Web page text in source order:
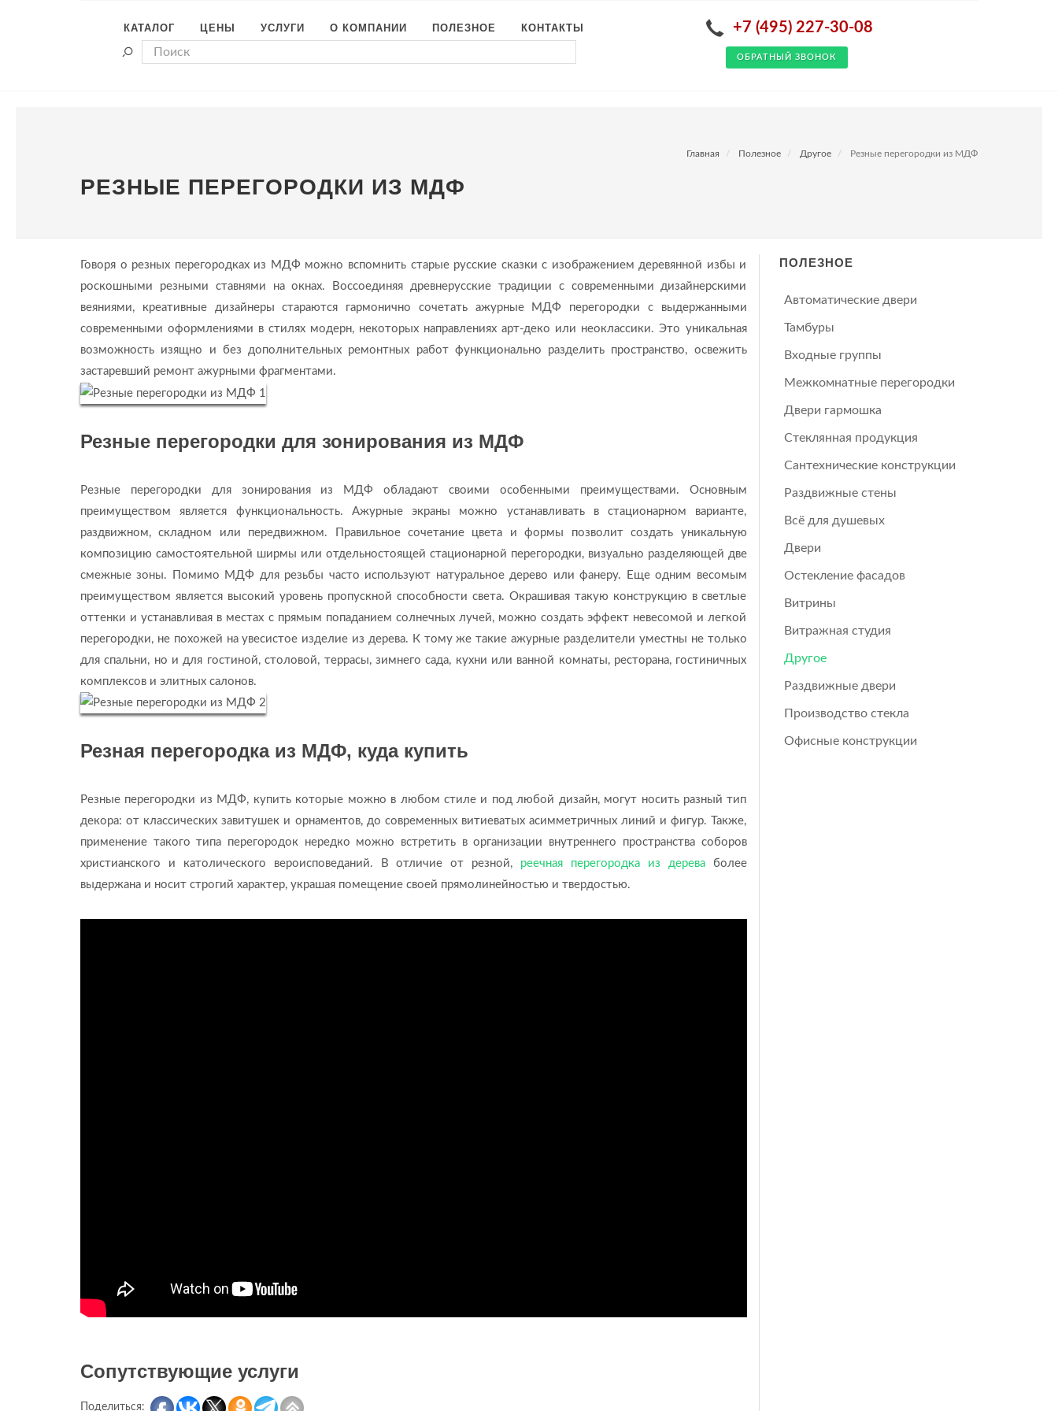
КАТАЛОГ ЦЕНЫ УСЛУГИ О КОМПАНИИ ПОЛЕЗНОЕ КОНТАКТЫ +7 (495) 227-30-08
ОБРАТНЫЙ ЗВОНОК
Главная Полезное Другое Резные перегородки из МДФ
РЕЗНЫЕ ПЕРЕГОРОДКИ ИЗ МДФ
Говоря о резных перегородках из МДФ можно вспомнить старые русские сказки с изображением деревянной избы и
роскошными резными ставнями на окнах. Воссоединяя древнерусские традиции с современными дизайнерскими
веяниями, креативные дизайнеры стараются гармонично сочетать ажурные МДФ перегородки с выдержанными
современными оформлениями в стилях модерн, некоторых направлениях арт-деко или неоклассики. Это уникальная
возможность изящно и без дополнительных ремонтных работ функционально разделить пространство, освежить
застаревший ремонт ажурными фрагментами.
Резные перегородки для зонирования из МДФ
Резные перегородки для зонирования из МДФ обладают своими особенными преимуществами. Основным
преимуществом является функциональность. Ажурные экраны можно устанавливать в стационарном варианте,
раздвижном, складном или передвижном. Правильное сочетание цвета и формы позволит создать уникальную
композицию самостоятельной ширмы или отдельностоящей стационарной перегородки, визуально разделяющей две
смежные зоны. Помимо МДФ для резьбы часто используют натуральное дерево или фанеру. Еще одним весомым
преимуществом является высокий уровень пропускной способности света. Окрашивая такую конструкцию в светлые
оттенки и устанавливая в местах с прямым попаданием солнечных лучей, можно создать эффект невесомой и легкой
перегородки, не похожей на увесистое изделие из дерева. К тому же такие ажурные разделители уместны не только
для спальни, но и для гостиной, столовой, террасы, зимнего сада, кухни или ванной комнаты, ресторана, гостиничных
комплексов и элитных салонов.
Резная перегородка из МДФ, куда купить
Резные перегородки из МДФ, купить которые можно в любом стиле и под любой дизайн, могут носить разный тип
декора: от классических завитушек и орнаментов, до современных витиеватых асимметричных линий и фигур. Также,
применение такого типа перегородок нередко можно встретить в организации внутреннего пространства соборов
христианского и католического вероисповеданий. В отличие от резной, реечная перегородка из дереваболее
выдержана и носит строгий характер, украшая помещение своей прямолинейностью и твердостью.
Сопутствующие услуги
Поделиться:
ПОЛЕЗНОЕ
Автоматические двери
Тамбуры
Входные группы
Межкомнатные перегородки
Двери гармошка
Стеклянная продукция
Сантехнические конструкции
Раздвижные стены
Всё для душевых
Двери
Остекление фасадов
Витрины
Витражная студия
Другое
Раздвижные двери
Производство стекла
Офисные конструкции